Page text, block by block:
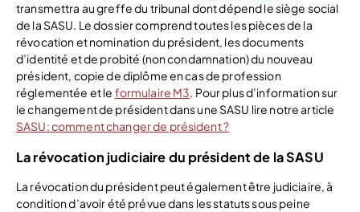
transmettra au greffe du tribunal dont dépend le siège social
de la SASU. Le dossier comprend toutes les pièces de la
révocation et nomination du président, les documents
d’identité et de probité (non condamnation) du nouveau
président, copie de diplôme en cas de profession
réglementée et le formulaire M3. Pour plus d’information sur
le changement de président dans une SASU lire notre article
SASU: comment changer de président ?
La révocation judiciaire du président de la SASU
La révocation du président peut également être judiciaire, à
condition d’avoir été prévue dans les statuts sous peine